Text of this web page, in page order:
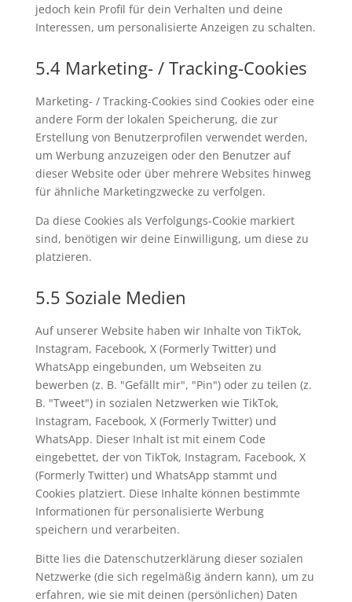
jedoch kein Profil für dein Verhalten und deine
Interessen, um personalisierte Anzeigen zu schalten.
5.4 Marketing- / Tracking-Cookies
Marketing- / Tracking-Cookies sind Cookies oder eine
andere Form der lokalen Speicherung, die zur
Erstellung von Benutzerprofilen verwendet werden,
um Werbung anzuzeigen oder den Benutzer auf
dieser Website oder über mehrere Websites hinweg
für ähnliche Marketingzwecke zu verfolgen.
Da diese Cookies als Verfolgungs-Cookie markiert
sind, benötigen wir deine Einwilligung, um diese zu
platzieren.
5.5 Soziale Medien
Auf unserer Website haben wir Inhalte von TikTok,
Instagram, Facebook, X (Formerly Twitter) und
WhatsApp eingebunden, um Webseiten zu
bewerben (z. B. "Gefällt mir", "Pin") oder zu teilen (z.
B. "Tweet") in sozialen Netzwerken wie TikTok,
Instagram, Facebook, X (Formerly Twitter) und
WhatsApp. Dieser Inhalt ist mit einem Code
eingebettet, der von TikTok, Instagram, Facebook, X
(Formerly Twitter) und WhatsApp stammt und
Cookies platziert. Diese Inhalte können bestimmte
Informationen für personalisierte Werbung
speichern und verarbeiten.
Bitte lies die Datenschutzerklärung dieser sozialen
Netzwerke (die sich regelmäßig ändern kann), um zu
erfahren, wie sie mit deinen (persönlichen) Daten